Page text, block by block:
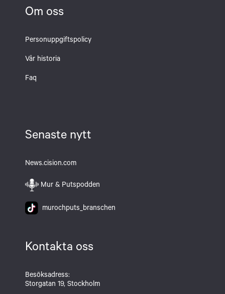
Om oss
Personuppgiftspolicy
Vår historia
Faq
Senaste nytt
News.cision.com
Mur & Putspodden
murochputs_branschen
Kontakta oss
Besöksadress:
Storgatan 19, Stockholm